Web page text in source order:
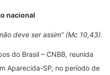
nacional
deve ser assim” (Mc 10,43).
do Brasil – CNBB, reunida
Aparecida-SP, no período de